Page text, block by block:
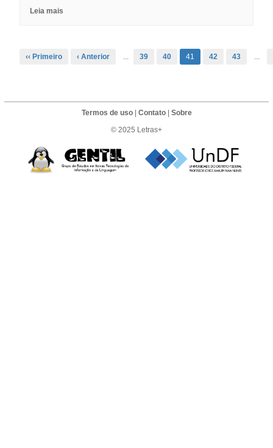
Leia mais
‹‹ Primeiro ‹ Anterior ... 39 40 41 42 43 ...
Termos de uso| Contato| Sobre
© 2025 Letras+